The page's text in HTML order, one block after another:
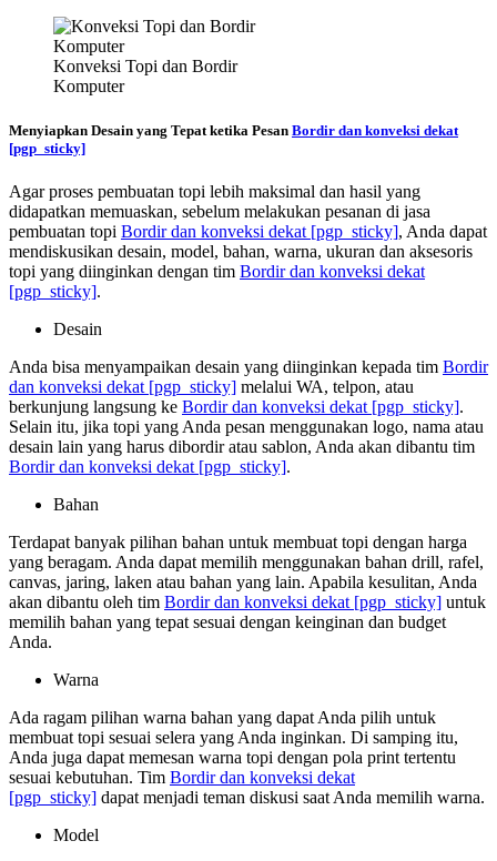
Konveksi Topi dan Bordir
Komputer
Menyiapkan Desain yang Tepat ketika Pesan Bordir dan konveksi dekat
[pgp_sticky]
Agar proses pembuatan topi lebih maksimal dan hasil yang
didapatkan memuaskan, sebelum melakukan pesanan di jasa
pembuatan topi Bordir dan konveksi dekat [pgp_sticky], Anda dapat
mendiskusikan desain, model, bahan, warna, ukuran dan aksesoris
topi yang diinginkan dengan tim Bordir dan konveksi dekat
[pgp_sticky].
Desain
Anda bisa menyampaikan desain yang diinginkan kepada tim Bordir
dan konveksi dekat [pgp_sticky] melalui WA, telpon, atau
berkunjung langsung ke Bordir dan konveksi dekat [pgp_sticky].
Selain itu, jika topi yang Anda pesan menggunakan logo, nama atau
desain lain yang harus dibordir atau sablon, Anda akan dibantu tim
Bordir dan konveksi dekat [pgp_sticky].
Bahan
Terdapat banyak pilihan bahan untuk membuat topi dengan harga
yang beragam. Anda dapat memilih menggunakan bahan drill, rafel,
canvas, jaring, laken atau bahan yang lain. Apabila kesulitan, Anda
akan dibantu oleh tim Bordir dan konveksi dekat [pgp_sticky] untuk
memilih bahan yang tepat sesuai dengan keinginan dan budget
Anda.
Warna
Ada ragam pilihan warna bahan yang dapat Anda pilih untuk
membuat topi sesuai selera yang Anda inginkan. Di samping itu,
Anda juga dapat memesan warna topi dengan pola print tertentu
sesuai kebutuhan. Tim Bordir dan konveksi dekat
[pgp_sticky] dapat menjadi teman diskusi saat Anda memilih warna.
Model